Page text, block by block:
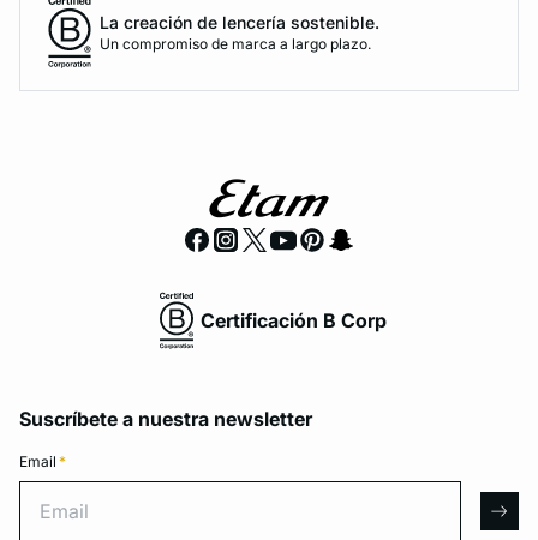
La creación de lencería sostenible.
Un compromiso de marca a largo plazo.
Certificación B Corp
Suscríbete a nuestra newsletter
Email *